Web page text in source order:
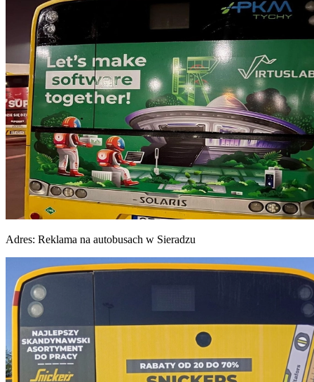
Adres: Reklama na autobusach w Sieradzu